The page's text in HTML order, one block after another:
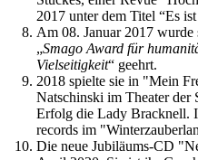
2017 unter dem Titel “Es
Am 08. Januar 2017
„Smago Award für
Vielseitigkeit“ geehrt.
2018 spielte sie in "Mein
Natschinski im Theater der
Erfolg die Lady Bracknell.
records im
Die neue Jubiläums-CD